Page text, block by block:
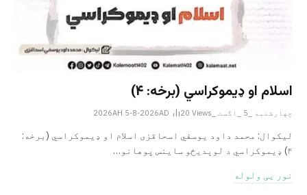
اسلام او ډیموکراسي (برخه: ۴)
چهارشنبه _5 _اگست _2026AH 5-8-2026AD 20 Views
لیکوال: محمد داود یوسفي اسحاقزی اسلام او ډیموکراسي (برخه:
۴) ډیموکراسي د لوېدیځو ساینس پوهانو…
نور یی ولوله